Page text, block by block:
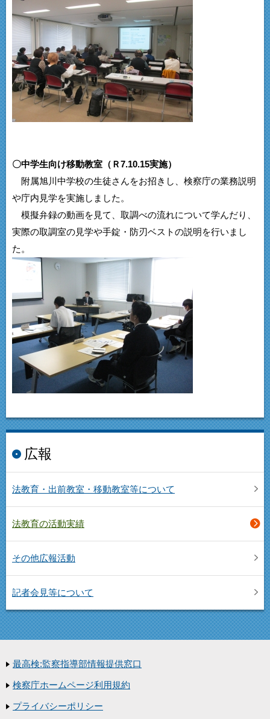
〇中学生向け移動教室（Ｒ7.10.15実施）
附属旭川中学校の生徒さんをお招きし、検察庁の業務説明
や庁内見学を実施しました。
模擬弁録の動画を見て、取調べの流れについて学んだり、
実際の取調室の見学や手錠・防刃ベストの説明を行いまし
た。
広報
法教育・出前教室・移動教室等について
法教育の活動実績
その他広報活動
記者会見等について
最高検:監察指導部情報提供窓口
検察庁ホームページ利用規約
プライバシーポリシー